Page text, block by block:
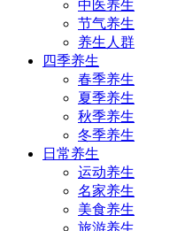
中医养生
节气养生
养生人群
四季养生
春季养生
夏季养生
秋季养生
冬季养生
日常养生
运动养生
名家养生
美食养生
旅游养生